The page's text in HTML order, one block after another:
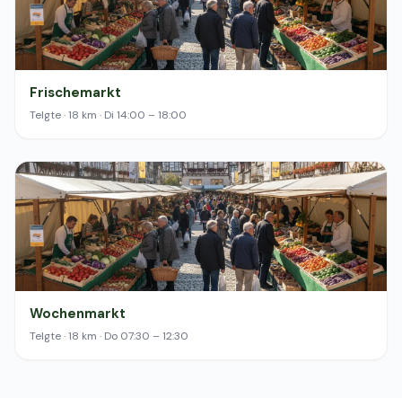
Frischemarkt
Telgte · 18 km · Di 14:00 – 18:00
Wochenmarkt
Telgte · 18 km · Do 07:30 – 12:30